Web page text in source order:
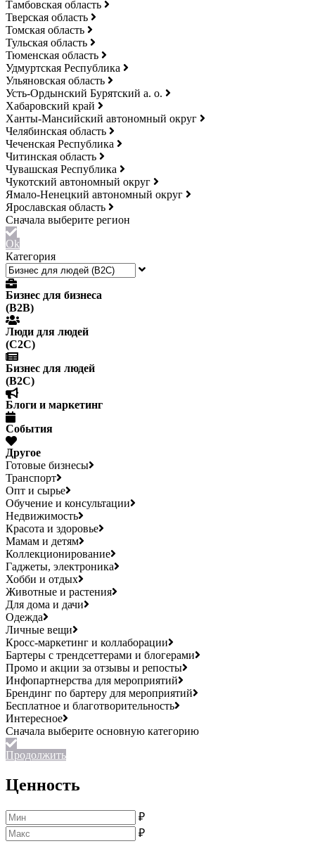
Тамбовская область
Тверская область
Томская область
Тульская область
Тюменская область
Удмуртская Республика
Ульяновская область
Усть-Ордынский Бурятский а. о.
Хабаровский край
Ханты-Мансийский автономный округ
Челябинская область
Чеченская Республика
Читинская область
Чувашская Республика
Чукотский автономный округ
Ямало-Ненецкий автономный округ
Ярославская область
Ok
Категория
Бизнес для бизнеса
(B2B)
Люди для людей
(С2С)
Бизнес для людей
(B2C)
Блоги и маркетинг
События
Другое
Готовые бизнесы
Транспорт
Опт и сырье
Обучение и консультации
Недвижимость
Красота и здоровье
Мамам и детям
Коллекционирование
Гаджеты, электроника
Хобби и отдых
Животные и растения
Для дома и дачи
Одежда
Личные вещи
Кросс-маркетинг и коллаборации
Бартеры с трендсеттерами и блогерами
Промо и акции за отзывы и репосты
Инфопартнерства для мероприятий
Брендинг по бартеру для мероприятий
Бесплатное и благотворительность
Интересное
Продолжить
Ценность
₽
₽